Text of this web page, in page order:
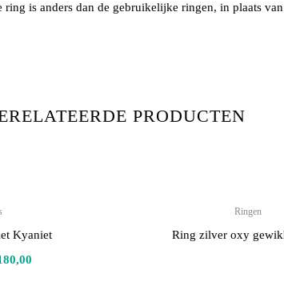
is anders dan de gebruikelijke ringen, in plaats
PRODUCTEN
Kyaniet
Ringen
Ring zilver oxy